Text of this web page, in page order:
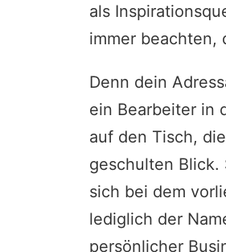
als
immer beachten,
Denn dein
ein Bearbeiter in
auf den Tisch,
geschulten Blick.
sich bei dem
lediglich der
persönlicher